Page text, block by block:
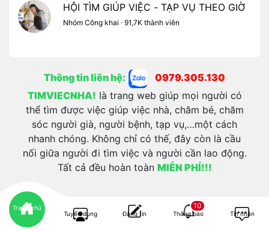
Trang chủ
Tuyển dụng
Đăng tin
10
Thông báo Tin nhắn
HỘI TÌM GIÚP VIỆC - TẠP VỤ THEO GIỜ
Nhóm Công khai · 91,7K thành viên
Thông tin liên hệ:
0979.305.130
TIMVIECNHA! là trang web giúp mọi người có
thể tìm được việc giúp việc nhà, chăm bé, chăm
sóc người già, người bệnh, tạp vụ,…một cách
nhanh chóng. Không chỉ có thế, đây còn là cầu
nối giữa người đi tìm việc và người cần lao động.
Tất cả đều hoàn toàn MIỄN PHÍ!!!